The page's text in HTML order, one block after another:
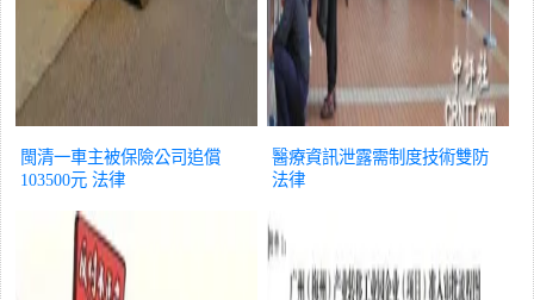
閩清一車主被保險公司追償
103500元 法律
醫療資訊泄露需制度技術雙防
法律